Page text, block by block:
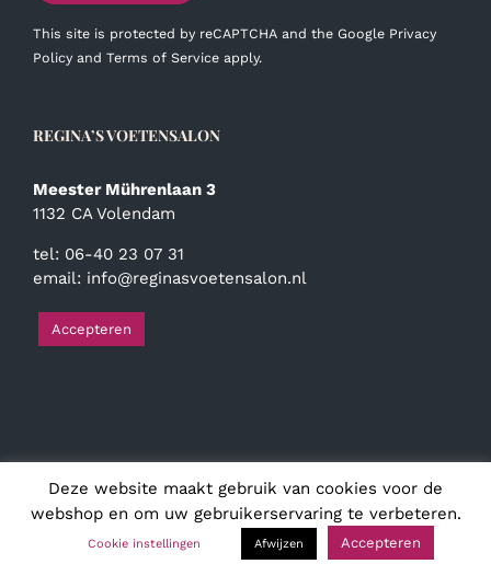
This site is protected by reCAPTCHA and the Google Privacy
Policy and Terms of Service apply.
REGINA’S VOETENSALON
Meester Mührenlaan 3
1132 CA Volendam
tel: 06-40 23 07 31
email: info@reginasvoetensalon.nl
Accepteren
© Copyright2026 | Regina's Voetensalon | Alle rechten
voorbehouden
Deze website maakt gebruik van cookies voor de
webshop en om uw gebruikerservaring te verbeteren.
Cookie instellingen Afwijzen Accepteren